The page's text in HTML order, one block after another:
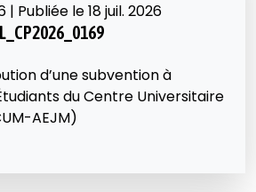
| Publiée le 18 juil. 2026
d’une subvention à
du Centre Universitaire
AEJM)